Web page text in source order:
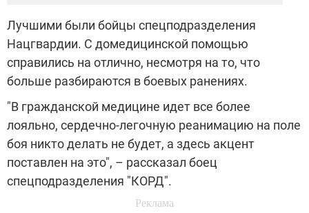
Лучшими были бойцы спецподразделения
Нацгвардии. С домедицинской помощью
справились на отлично, несмотря на то, что
больше разбираются в боевых ранениях.
"В гражданской медицине идет все более
лояльно, сердечно-легочную реанимацию на поле
боя никто делать не будет, а здесь акцент
поставлен на это", – рассказал боец
спецподразделения "КОРД".